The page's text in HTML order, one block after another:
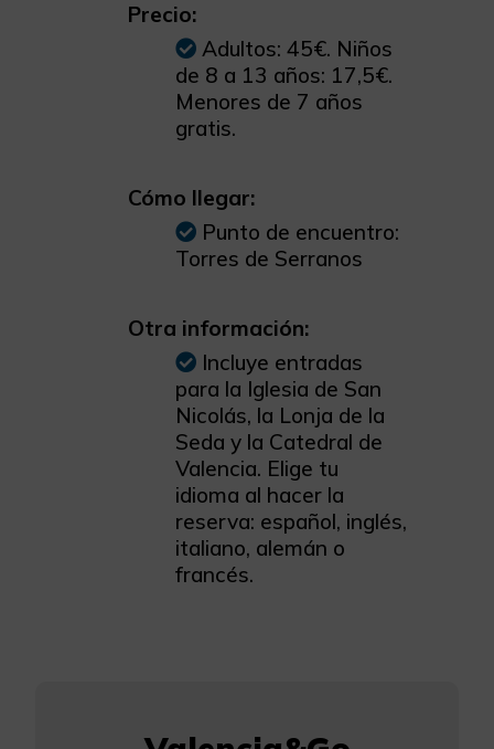
Precio:
Adultos: 45€. Niños
de 8 a 13 años: 17,5€.
Menores de 7 años
gratis.
Cómo llegar:
Punto de encuentro:
Torres de Serranos
Otra información:
Incluye entradas
para la Iglesia de San
Nicolás, la Lonja de la
Seda y la Catedral de
Valencia. Elige tu
idioma al hacer la
reserva: español, inglés,
italiano, alemán o
francés.